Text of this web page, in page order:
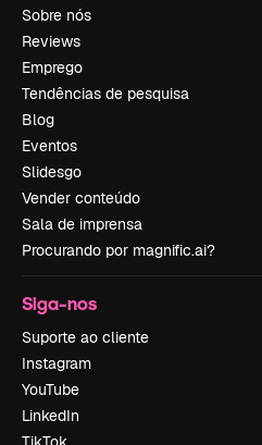
Sobre nós
Reviews
Emprego
Tendências de pesquisa
Blog
Eventos
Slidesgo
Vender conteúdo
Sala de imprensa
Procurando por magnific.ai?
Siga-nos
Suporte ao cliente
Instagram
YouTube
LinkedIn